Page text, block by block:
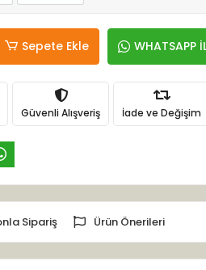
Sepete Ekle WHATSAPP
Güvenli Alışveriş İade ve Değişim
Sipariş Ürün Önerileri